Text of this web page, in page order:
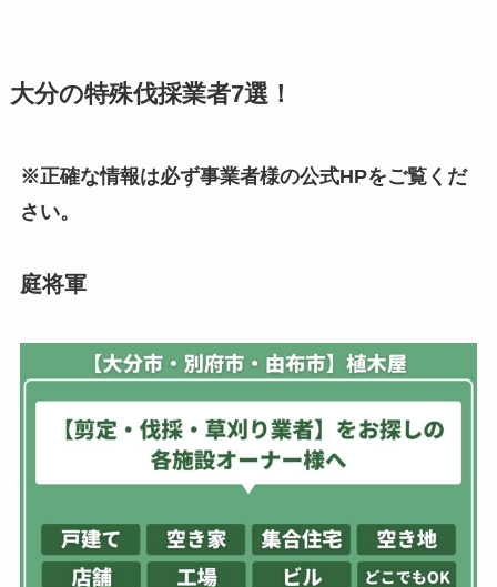
大分の特殊伐採業者7選！
※正確な情報は必ず事業者様の公式HPをご覧くだ
さい。
庭将軍